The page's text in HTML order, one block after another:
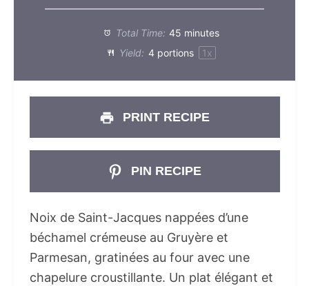
Total Time: 45 minutes
Yield: 4portions 1x
PRINT RECIPE
PIN RECIPE
Noix de Saint-Jacques nappées d’une
béchamel crémeuse au Gruyère et
Parmesan, gratinées au four avec une
chapelure croustillante. Un plat élégant et